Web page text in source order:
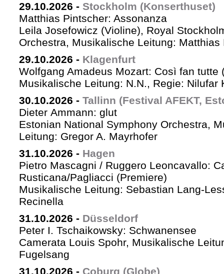
29.10.2026 - Stockholm (Konserthuset)
Matthias Pintscher: Assonanza
Leila Josefowicz (Violine), Royal
Orchestra, Musikalische Leitung: Matthias
29.10.2026 - Klagenfurt
Wolfgang Amadeus Mozart: Così fan tutte
Musikalische Leitung: N.N., Regie: Nilufar
30.10.2026 - Tallinn (Festival AFEKT,
Dieter Ammann: glut
Estonian National Symphony Orchestra,
Leitung: Gregor A. Mayrhofer
31.10.2026 - Hagen
Pietro Mascagni / Ruggero Leoncavallo:
Rusticana/Pagliacci (Premiere)
Musikalische Leitung: Sebastian Lang-
Recinella
31.10.2026 - Düsseldorf
Peter I. Tschaikowsky: Schwanensee
Camerata Louis Spohr, Musikalische
Fugelsang
31.10.2026 - Coburg (Globe)